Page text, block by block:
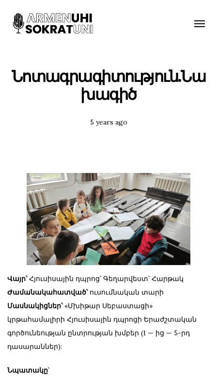
Toggle
Նոտագրագիտություն.Նա
խագիծ
Posted
5 years ago
Վայր՝Հյուսիսային դպրոց՝ Գեղարվեստ՝ Հարթակ
Ժամանակահատված՝ուսումնական տարի
Մասնակիցներ՝«Մխիթար Սեբաստացի»
կրթահամալիրի Հյուսիսային դպրոցի Երաժշտական
գործունեության ընտրության խմբեր (1 — ից — 5-րդ
դասարաններ):
Նպատակը՝